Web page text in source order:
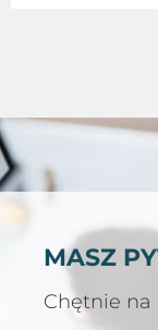
MASZ
Chętnie